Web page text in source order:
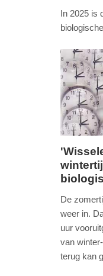
10.
april
-
10:29
Update:
10-
04-
2026
10:31
In 2025 is
donderdag,
24.
Update:
De
weer in.
uur
van
terug kan